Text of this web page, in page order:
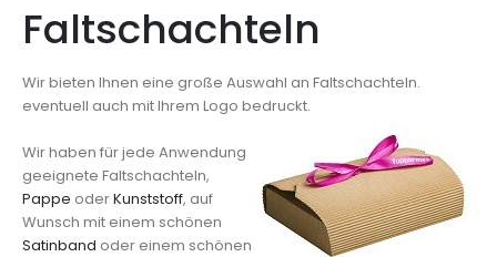
Faltschachteln
Wir bieten Ihnen eine große Auswahl an Faltschachteln.
eventuell auch mit Ihrem Logo bedruckt.
Wir haben für jede Anwendung
geeignete Faltschachteln,
Pappe oderKunststoff, auf
Wunsch mit einem schönen
Satinband oder einem schönen